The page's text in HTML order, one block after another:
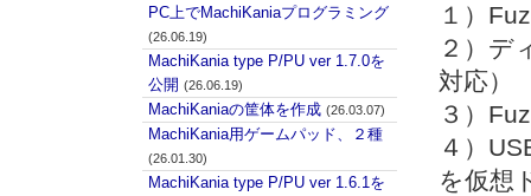
１）
２）デ
対応）
３）
４）
を仮想
PC上でMachiKaniaプログラミング
(26.06.19)
MachiKania type P/PU ver 1.7.0を
公開 (26.06.19)
MachiKaniaの筐体を作成 (26.03.07)
MachiKania用ゲームパッド、２種
(26.01.30)
MachiKania type P/PU ver 1.6.1を